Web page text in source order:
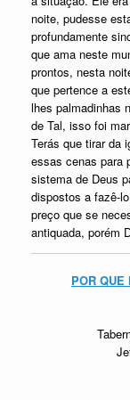
noite, pudesse
profundamente
que ama neste
prontos, nesta
que pertence a
lhes palmadinhas
de Tal, isso foi
Terás que tirar da
essas cenas para
sistema de Deus
dispostos a fazê-
preço que se
antiquada, porém
POR QUE